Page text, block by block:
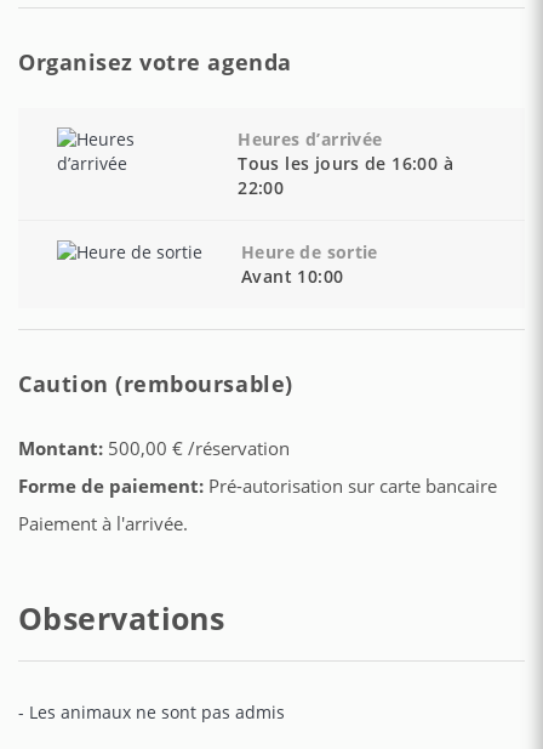
Organisez votre agenda
Heures d’arrivée
Tous les jours de 16:00 à
22:00
Heure de sortie
Avant 10:00
Caution (remboursable)
Montant: 500,00 € /réservation
Forme de paiement: Pré-autorisation sur carte bancaire
Paiement à l'arrivée.
Observations
- Les animaux ne sont pas admis